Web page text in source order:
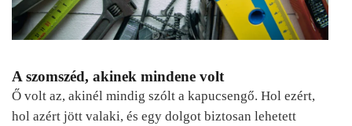
A szomszéd, akinek mindene volt
Ő volt az, akinél mindig szólt a kapucsengő. Hol ezért,
hol azért jött valaki, és egy dolgot biztosan lehetett